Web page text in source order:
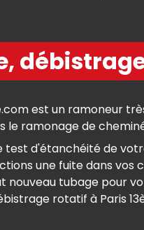
est un ramoneur
le ramonage de
test d'étanchéité de
une fuite dans vos
nouveau tubage pour
rotatif à Paris